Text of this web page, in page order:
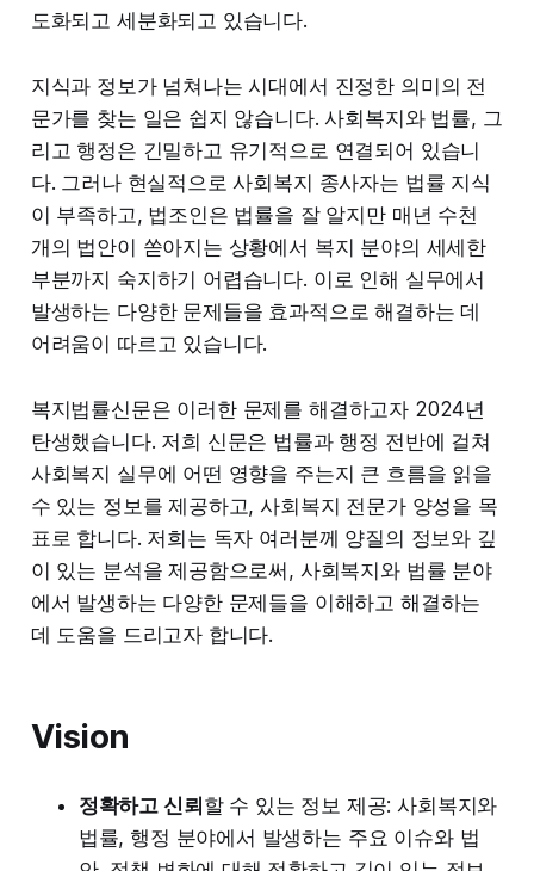
도화되고 세분화되고 있습니다.
지식과 정보가 넘쳐나는 시대에서 진정한 의미의 전
문가를 찾는 일은 쉽지 않습니다. 사회복지와 법률, 그
리고 행정은 긴밀하고 유기적으로 연결되어 있습니
다. 그러나 현실적으로 사회복지 종사자는 법률 지식
이 부족하고, 법조인은 법률을 잘 알지만 매년 수천
개의 법안이 쏟아지는 상황에서 복지 분야의 세세한
부분까지 숙지하기 어렵습니다. 이로 인해 실무에서
발생하는 다양한 문제들을 효과적으로 해결하는 데
어려움이 따르고 있습니다.
복지법률신문은 이러한 문제를 해결하고자 2024년
탄생했습니다. 저희 신문은 법률과 행정 전반에 걸쳐
사회복지 실무에 어떤 영향을 주는지 큰 흐름을 읽을
수 있는 정보를 제공하고, 사회복지 전문가 양성을 목
표로 합니다. 저희는 독자 여러분께 양질의 정보와 깊
이 있는 분석을 제공함으로써, 사회복지와 법률 분야
에서 발생하는 다양한 문제들을 이해하고 해결하는
데 도움을 드리고자 합니다.
Vision
정확하고 신뢰할 수 있는 정보 제공: 사회복지와
법률, 행정 분야에서 발생하는 주요 이슈와 법